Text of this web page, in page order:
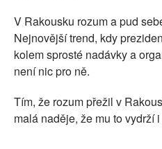
V Rakousku rozum a pud
Nejnovější trend, kdy
kolem sprosté nadávky a
není nic pro ně.
Tím, že rozum přežil v
malá naděje, že mu to vydrží